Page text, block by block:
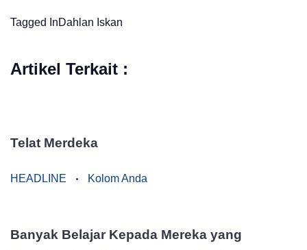
Tagged InDahlan Iskan
Artikel Terkait :
Telat Merdeka
HEADLINE Kolom Anda
Banyak Belajar Kepada Mereka yang